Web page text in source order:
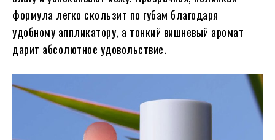
формула легко скользит по губам благодаря
удобному аппликатору, а тонкий вишневый аромат
дарит абсолютное удовольствие.